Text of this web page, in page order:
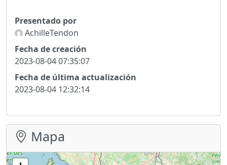
Presentado por
AchilleTendon
Fecha de creación
2023-08-04 07:35:07
Fecha de última actualización
2023-08-04 12:32:14
Mapa